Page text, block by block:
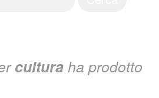
cultura ha prodotto